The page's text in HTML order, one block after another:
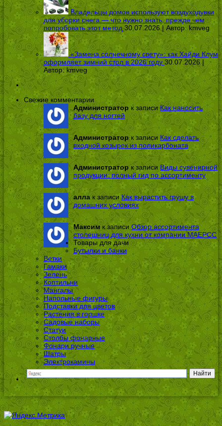
Владельцы домов используют воздуходувки
для уборки снега — что нужно знать, прежде чем
попробовать этот метод 30.07.2026 | Автор:kmveg
«Замена солнечному свету»: как Хайди Клум
оформляет зимний стол в 2026 году 30.07.2026 |
Автор:kmveg
Свежие комментарии
Администратор к записиКак наносить
базу для ногтей
Администраторк записи Как сделать
входной козырек из поликарбоната
Администраторк записи Виды сувенирной
продукции: полный гид по ассортименту
аллак записиКак вырастить грушу в
домашних условиях
Максимк записиОбзор ассортимента
столешниц для кухни от компании МАЕРСС
Товары для дачи
Бутылки и банки
Ветки
Гамаки
Зелень
Коптильни
Мангалы
Напольные фигуры
Подставки для цветов
Растения в горшке
Садовые наборы
Статуи
Столбы фонарные
Фонари ручные
Шатры
Электрокамины